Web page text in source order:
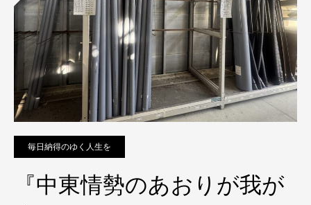
毎日納得のゆく人生を
『中東情勢のあおりが我が